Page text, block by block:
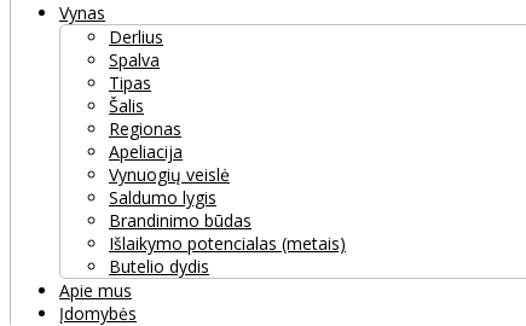
Vynas
Derlius
Spalva
Tipas
Šalis
Regionas
Apeliacija
Vynuogių veislė
Saldumo lygis
Brandinimo būdas
Išlaikymo potencialas (metais)
Butelio dydis
Apie mus
Įdomybės